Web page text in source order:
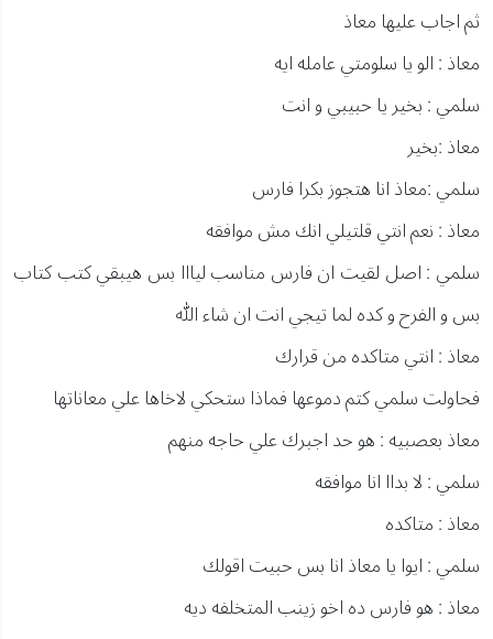
ثم اجاب عليها معاذ
معاذ : الو يا سلومتي عامله ايه
سلمي : بخير يا حبيبي و انت
معاذ :بخير
سلمي :معاذ انا هتجوز بكرا فارس
معاذ : نعم انتي قلتيلي انك مش موافقه
سلمي : اصل لقيت ان فارس مناسب ليااا بس هيبقي كتب كتاب
بس و الفرح و كده لما تيجي انت ان شاء الله
معاذ : انتي متاكده من قرارك
فحاولت سلمي كتم دموعها فماذا ستحكي لاخاها علي معاناتها
معاذ بعصبيه : هو حد اجبرك علي حاجه منهم
سلمي : لا بداا انا موافقه
معاذ : متاكده
سلمي : ايوا يا معاذ انا بس حبيت اقولك
معاذ : هو فارس ده اخو زينب المتخلفه ديه